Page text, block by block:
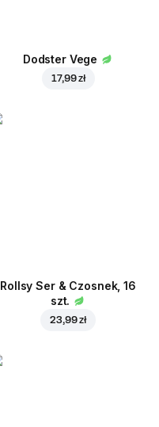
Dodster Vege
17,99 zł
Rollsy Ser & Czosnek, 16
szt.
23,99 zł